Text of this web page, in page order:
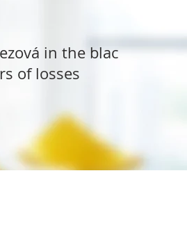
in the black
of losses